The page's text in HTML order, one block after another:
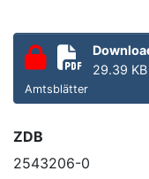
29.39 KB
Amtsblätter
ZDB
2543206-0